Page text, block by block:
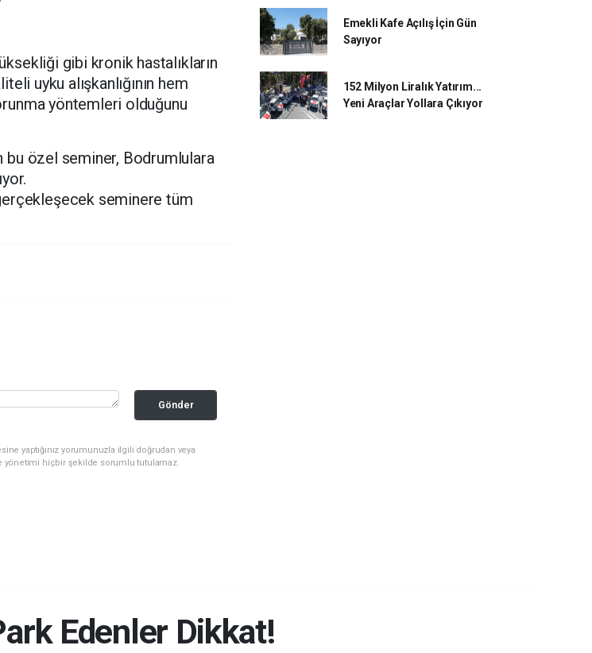
gibi kronik hastalıkların
uyku alışkanlığının hem
yöntemleri olduğunu
bu özel seminer, Bodrumlulara
seminere tüm
Gönder
yaptığınız yorumunuzla ilgili doğrudan veya
yönetimi hiçbir şekilde sorumlu tutulamaz.
Emekli Kafe Açılış İçin Gün
Sayıyor
152 Milyon Liralık Yatırım...
Yeni Araçlar Yollara Çıkıyor
Edenler Dikkat!